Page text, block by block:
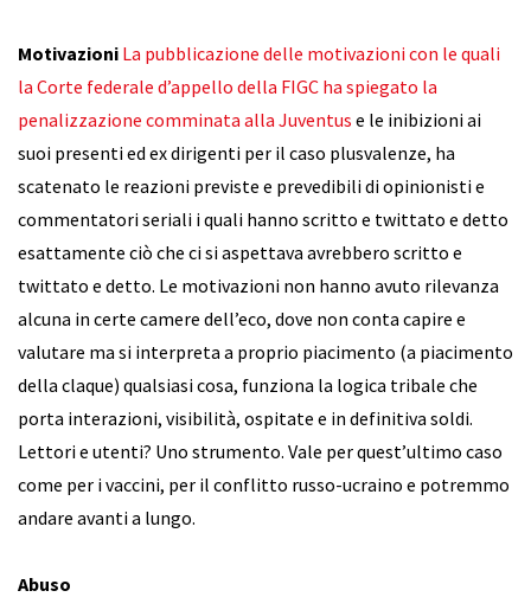
Motivazioni La pubblicazione delle motivazioni con le quali
la Corte federale d’appello della FIGC ha spiegato la
penalizzazione comminata alla Juventus e le inibizioni ai
suoi presenti ed ex dirigenti per il caso plusvalenze, ha
scatenato le reazioni previste e prevedibili di opinionisti e
commentatori seriali i quali hanno scritto e twittato e detto
esattamente ciò che ci si aspettava avrebbero scritto e
twittato e detto. Le motivazioni non hanno avuto rilevanza
alcuna in certe camere dell’eco, dove non conta capire e
valutare ma si interpreta a proprio piacimento (a piacimento
della claque) qualsiasi cosa, funziona la logica tribale che
porta interazioni, visibilità, ospitate e in definitiva soldi.
Lettori e utenti? Uno strumento. Vale per quest’ultimo caso
come per i vaccini, per il conflitto russo-ucraino e potremmo
andare avanti a lungo.
Abuso